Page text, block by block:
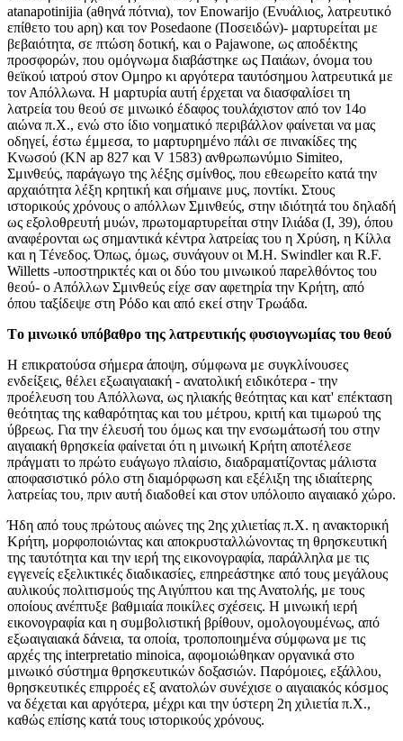
atanapotinijia (aθηνά πότνια), τον Enowarijo (Eνυάλιος, λατρευτικό
επίθετο του aρη) και τον Posedaone (Ποσειδών)- μαρτυρείται με
βεβαιότητα, σε πτώση δοτική, και ο Pajawone, ως αποδέκτης
προσφορών, που ομόγνωμα διαβάστηκε ως Παιάων, όνομα του
θεϊκού ιατρού στον Oμηρο κι αργότερα ταυτόσημου λατρευτικά με
τον Απόλλωνα. H μαρτυρία αυτή έρχεται να διασφαλίσει τη
λατρεία του θεού σε μινωικό έδαφος τουλάχιστον από τον 14ο
αιώνα π.X., ενώ στο ίδιο νοηματικό περιβάλλον φαίνεται να μας
οδηγεί, έστω έμμεσα, το μαρτυρημένο πάλι σε πινακίδες της
Kνωσού (KN ap 827 και V 1583) ανθρωπωνύμιο Simiteo,
Σμινθεύς, παράγωγο της λέξης σμίνθος, που εθεωρείτο κατά την
αρχαιότητα λέξη κρητική και σήμαινε μυς, ποντίκι. Στους
ιστορικούς χρόνους ο aπόλλων Σμινθεύς, στην ιδιότητά του δηλαδή
ως εξολοθρευτή μυών, πρωτομαρτυρείται στην Iλιάδα (I, 39), όπου
αναφέρονται ως σημαντικά κέντρα λατρείας του η Xρύση, η Kίλλα
και η Tένεδος. Όπως, όμως, συνάγουν οι M.H. Swindler και R.F.
Willetts -υποστηρικτές και οι δύο του μινωικού παρελθόντος του
θεού- ο Απόλλων Σμινθεύς είχε σαν αφετηρία την Kρήτη, από
όπου ταξίδεψε στη Pόδο και από εκεί στην Tρωάδα.
Tο μινωικό υπόβαθρο της λατρευτικής φυσιογνωμίας του θεού
H επικρατούσα σήμερα άποψη, σύμφωνα με συγκλίνουσες
ενδείξεις, θέλει εξωαιγαιακή - ανατολική ειδικότερα - την
προέλευση του Απόλλωνα, ως ηλιακής θεότητας και κατ' επέκταση
θεότητας της καθαρότητας και του μέτρου, κριτή και τιμωρού της
ύβρεως. Για την έλευσή του όμως και την ενσωμάτωσή του στην
αιγαιακή θρησκεία φαίνεται ότι η μινωική Kρήτη αποτέλεσε
πράγματι το πρώτο ευάγωγο πλαίσιο, διαδραματίζοντας μάλιστα
αποφασιστικό ρόλο στη διαμόρφωση και εξέλιξη της ιδιαίτερης
λατρείας του, πριν αυτή διαδοθεί και στον υπόλοιπο αιγαιακό χώρο.
Ήδη από τους πρώτους αιώνες της 2ης χιλιετίας π.X. η ανακτορική
Kρήτη, μορφοποιώντας και αποκρυσταλλώνοντας τη θρησκευτική
της ταυτότητα και την ιερή της εικονογραφία, παράλληλα με τις
εγγενείς εξελικτικές διαδικασίες, επηρεάστηκε από τους μεγάλους
αυλικούς πολιτισμούς της Αιγύπτου και της Ανατολής, με τους
οποίους ανέπτυξε βαθμιαία ποικίλες σχέσεις. H μινωική ιερή
εικονογραφία και η συμβολιστική βρίθουν, ομολογουμένως, από
εξωαιγαιακά δάνεια, τα οποία, τροποποιημένα σύμφωνα με τις
αρχές της interpretatio minoica, αφομοιώθηκαν οργανικά στο
μινωικό σύστημα θρησκευτικών δοξασιών. Παρόμοιες, εξάλλου,
θρησκευτικές επιρροές εξ ανατολών συνέχισε ο αιγαιακός κόσμος
να δέχεται και αργότερα, μέχρι και την ύστερη 2η χιλιετία π.X.,
καθώς επίσης κατά τους ιστορικούς χρόνους.